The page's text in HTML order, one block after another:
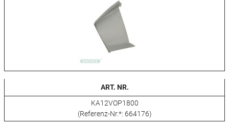
ART. NR.
KA12VOP1800
(Referenz-Nr.*: 664176)